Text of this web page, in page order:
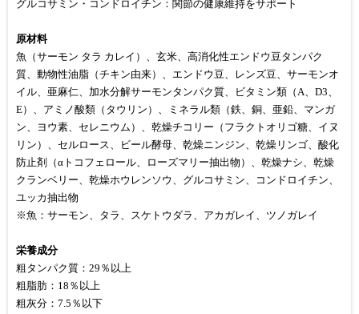
グルコサミン・コンドロイチン：関節の健康維持をサポート
原材料
魚（サーモン タラ カレイ）、玄米、高消化性エンドウ豆タンパク
質、動物性油脂（チキン由来）、エンドウ豆、レンズ豆、サーモンオ
イル、亜麻仁、加水分解サーモンタンパク質、ビタミン類（A、D3、
E）、アミノ酸類（タウリン）、ミネラル類（鉄、銅、亜鉛、マンガ
ン、ヨウ素、セレニウム）、乾燥チコリー（フラクトオリゴ糖、イヌ
リン）、セルロース、ビール酵母、乾燥ニンジン、乾燥リンゴ、酸化
防止剤（αトコフェロール、ローズマリー抽出物）、乾燥ナシ、乾燥
クランベリー、乾燥ホウレンソウ、グルコサミン、コンドロイチン、
ユッカ抽出物
※魚：サーモン、タラ、スケトウダラ、アカガレイ、ツノガレイ
栄養成分
粗タンパク質：29％以上
粗脂肪：18％以上
粗灰分：7.5％以下